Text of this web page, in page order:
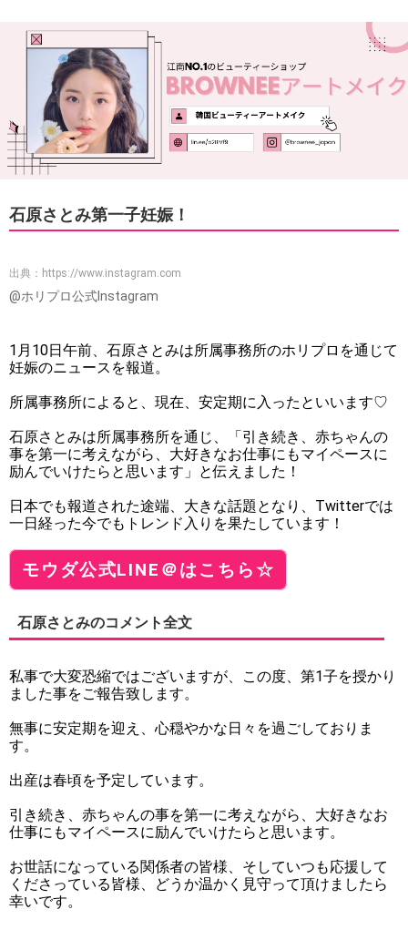
石原さとみ第一子妊娠！
出典： https://www.instagram.com
@ホリプロ公式Instagram
1月10日午前、石原さとみは所属事務所のホリプロを通じて
妊娠のニュースを報道。
所属事務所によると、現在、安定期に入ったといいます♡
石原さとみは所属事務所を通じ、「引き続き、赤ちゃんの
事を第一に考えながら、大好きなお仕事にもマイペースに
励んでいけたらと思います」と伝えました！
日本でも報道された途端、大きな話題となり、Twitterでは
一日経った今でもトレンド入りを果たしています！
モウダ公式LINE＠はこちら☆
石原さとみのコメント全文
私事で大変恐縮ではございますが、この度、第1子を授かり
ました事をご報告致します。
無事に安定期を迎え、心穏やかな日々を過ごしておりま
す。
出産は春頃を予定しています。
引き続き、赤ちゃんの事を第一に考えながら、大好きなお
仕事にもマイペースに励んでいけたらと思います。
お世話になっている関係者の皆様、そしていつも応援して
くださっている皆様、どうか温かく見守って頂けましたら
幸いです。